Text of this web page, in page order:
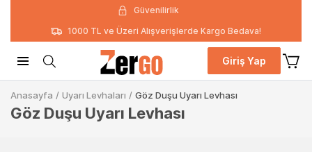
Güvenilirlik
1000 TL ve Üzeri Alışverişlerde Kargo Bedava!
Giriş Yap
Anasayfa / Uyarı Levhaları / Göz Duşu Uyarı Levhası
Göz Duşu Uyarı Levhası